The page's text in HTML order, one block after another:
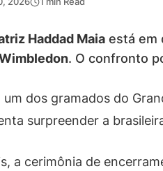
Haddad Maia está em
. O confronto
dos gramados do
surpreender a
a cerimônia de